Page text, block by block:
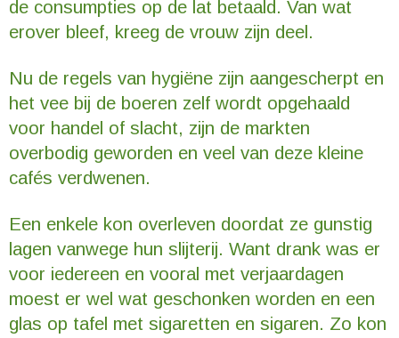
de consumpties op de lat betaald. Van wat
erover bleef, kreeg de vrouw zijn deel.
Nu de regels van hygiëne zijn aangescherpt en
het vee bij de boeren zelf wordt opgehaald
voor handel of slacht, zijn de markten
overbodig geworden en veel van deze kleine
cafés verdwenen.
Een enkele kon overleven doordat ze gunstig
lagen vanwege hun slijterij. Want drank was er
voor iedereen en vooral met verjaardagen
moest er wel wat geschonken worden en een
glas op tafel met sigaretten en sigaren. Zo kon